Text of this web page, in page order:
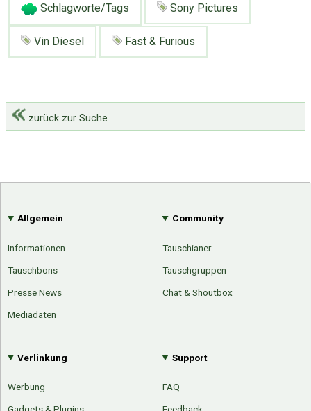
Schlagworte/Tags Sony Pictures
Vin Diesel Fast & Furious
zurück zur Suche
Allgemein
Informationen
Tauschbons
Presse News
Mediadaten
Community
Tauschianer
Tauschgruppen
Chat & Shoutbox
Verlinkung
Werbung
Support
FAQ